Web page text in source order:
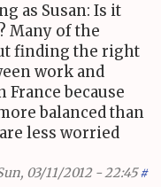
as Susan: Is it
Many of the
finding the right
work and
because
balanced than
less worried
03/11/2012 - 22:45 #